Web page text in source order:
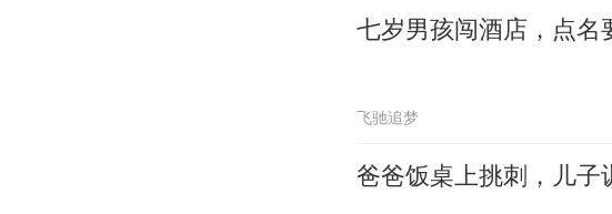
东方甄选
七岁男孩闯酒店，点名
飞驰追梦
爸爸饭桌上挑刺，儿子